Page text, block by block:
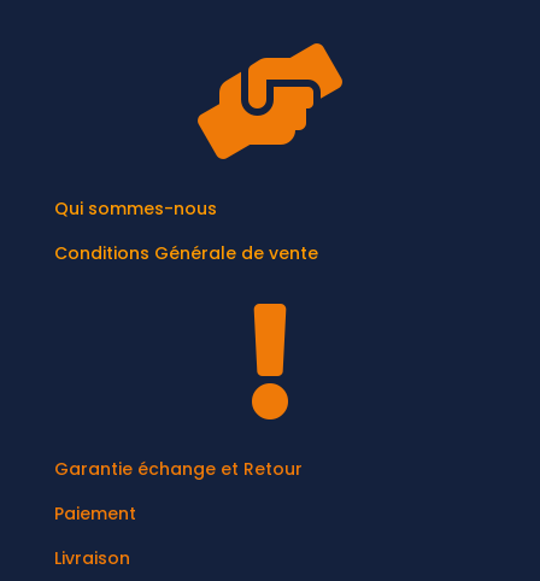

Qui sommes-nous
Conditions Générale de vente

Garantie échange et Retour
Paiement
Livraison